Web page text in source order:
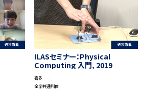
通常講義 通常講義
ILASセミナー：Physical
Computing 入門, 2019
喜多 一
全学共通科目